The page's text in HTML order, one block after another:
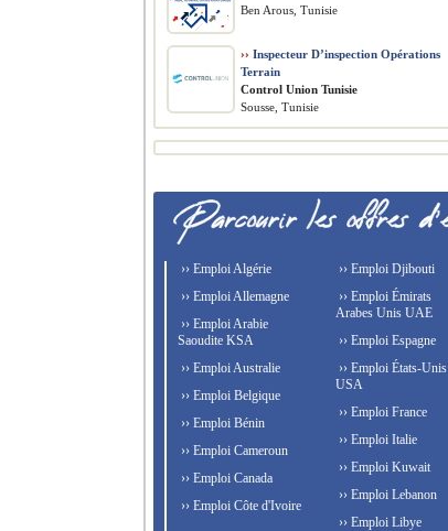
Ben Arous, Tunisie
›› Inspecteur D’inspection Opérations
Terrain
Control Union Tunisie
Sousse, Tunisie
›› Emploi Algérie
›› Emploi Allemagne
›› Emploi Arabie
Saoudite KSA
›› Emploi Australie
›› Emploi Belgique
›› Emploi Bénin
›› Emploi Cameroun
›› Emploi Canada
›› Emploi Côte d'Ivoire
›› Emploi Djibouti
›› Emploi Émirats
Arabes Unis UAE
›› Emploi Espagne
›› Emploi États-Unis
USA
›› Emploi France
›› Emploi Italie
›› Emploi Kuwait
›› Emploi Lebanon
›› Emploi Libye